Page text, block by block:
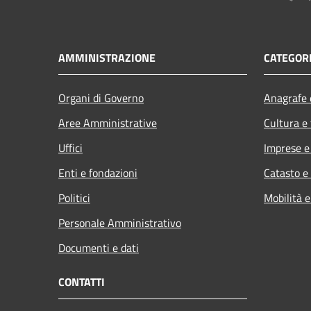
AMMINISTRAZIONE
Organi di Governo
Aree Amministrative
Uffici
Enti e fondazioni
Politici
Personale Amministrativo
Documenti e dati
Cultura
Imprese
Catasto
Mobilità
CONTATTI